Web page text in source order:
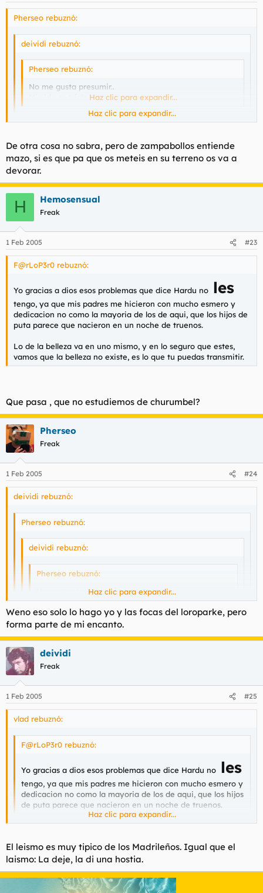
Pherseo rebuznó:
deividi rebuznó:
Pherseo rebuznó:
No me gusta presumir..
Mi vida es triste ycadentede sentido
Haz clic para expandir...
La pasta se llamanaldente, pedaso tronco col
Haz clic para expandir...
De otra cosa no sabra, pero de zampabollos entiende
mazo, si es que pa que os meteis en su terreno os va a
devorar.
H Hemosensual
Freak
1 Feb 2005 #23
F@rLoP3r0 rebuznó:
Yo gracias a dios esos problemas que dice Hardu no les
tengo, ya que mis padres me hicieron con mucho esmero y
dedicacion no como la mayoria de los de aqui, que los hijos de
puta parece que nacieron en un noche de truenos.
Lo de la belleza va en uno mismo, y en lo seguro que estes,
vamos que la belleza no existe, es lo que tu puedas transmitir.
Que pasa , que no estudiemos de churumbel?
Pherseo
Freak
1 Feb 2005 #24
deividi rebuznó:
Pherseo rebuznó:
deividi rebuznó:
Pherseo rebuznó:
No me gusta presumir..
Mi vida es triste ycadentede sentido
Haz clic para expandir...
Cadente!
Haz clic para expandir...
La pasta se llamanaldente, pedaso tronco col
Haz clic para expandir...
Claro! Y carente no es igual a cadente.
Haz clic para expandir...
Weno eso solo lo hago yo y las focas del loroparke, pero
forma parte de mi encanto.
deividi
Freak
1 Feb 2005 #25
vlad rebuznó:
F@rLoP3r0 rebuznó:
Yo gracias a dios esos problemas que dice Hardu no les
tengo, ya que mis padres me hicieron con mucho esmero y
dedicacion no como la mayoria de los de aqui, que los hijos
de puta parece que nacieron en un noche de truenos.
Lo de la belleza va en uno mismo, y en lo seguro que estes,
transmitir.
Que pasa , que no estudiemos de churumbel?
Haz clic para expandir...
El leismo es muy tipico de los Madrileños. Igual que el
laismo: La deje, la di una hostia.